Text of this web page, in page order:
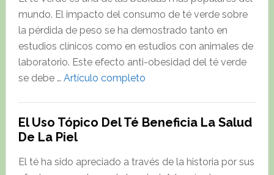
mundo. El impacto del consumo de té verde sobre
la pérdida de peso se ha demostrado tanto en
estudios clínicos como en estudios con animales de
laboratorio. Este efecto anti-obesidad del té verde
se debe … Artículo completoabout
Té
y
El Uso Tópico Del Té Beneficia La Salud
De La Piel
El té ha sido apreciado a través de la historia por sus